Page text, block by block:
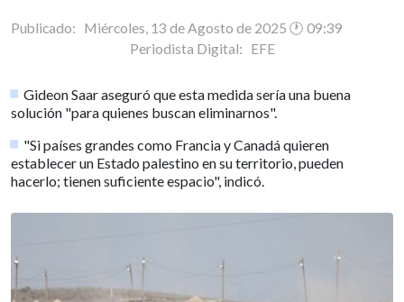
Publicado: Miércoles, 13 de Agosto de 2025 🕐 09:39
Periodista Digital: EFE
Gideon Saar aseguró que esta medida sería una buena
solución "para quienes buscan eliminarnos".
"Si países grandes como Francia y Canadá quieren
establecer un Estado palestino en su territorio, pueden
hacerlo; tienen suficiente espacio", indicó.